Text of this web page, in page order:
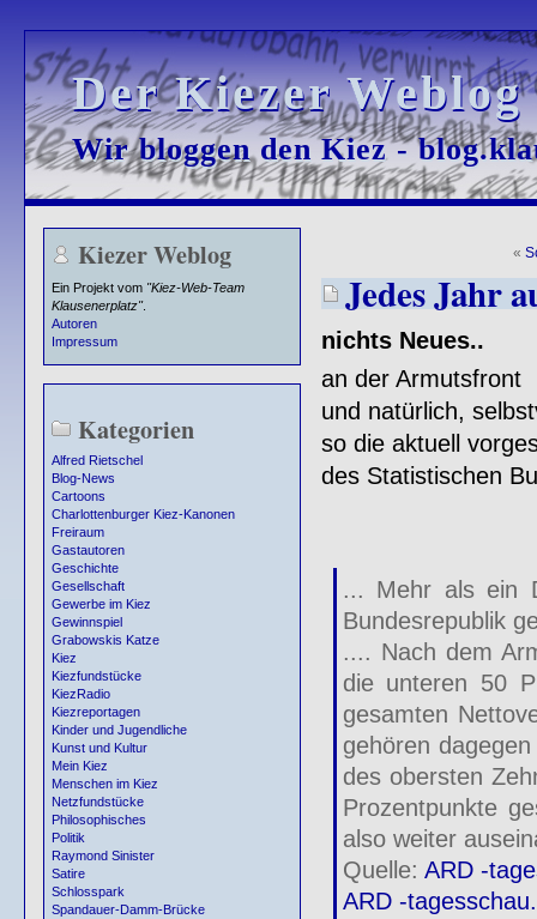
Der Kiezer
Der Kiezer
Wir bloggen den Kiez -
Wir bloggen den Kiez -
Kiezer Weblog
Ein Projekt vom "Kiez-Web-Team
Klausenerplatz".
Autoren
Impressum
Kategorien
Alfred Rietschel
Blog-News
Cartoons
Charlottenburger Kiez-Kanonen
Freiraum
Gastautoren
Geschichte
Gesellschaft
Gewerbe im Kiez
Gewinnspiel
Grabowskis Katze
Kiez
Kiezfundstücke
KiezRadio
Kiezreportagen
Kinder und Jugendliche
Kunst und Kultur
Mein Kiez
Menschen im Kiez
Netzfundstücke
Philosophisches
Politik
Raymond Sinister
Satire
Schlosspark
Spandauer-Damm-Brücke
«
Jedes Jahr
nichts Neues..
an der Armutsfront
und natürlich,
so die aktuell
des Statistischen
... Mehr als ein
Bundesrepublik
.... Nach dem
die unteren 50
gesamten
gehören
des obersten
Prozentpunkte
also weiter
Quelle: ARD -
ARD -